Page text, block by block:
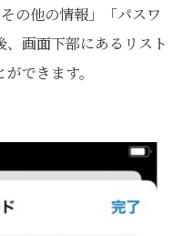
の他の情報」「パスワ
画面下部にあるリスト
できます。